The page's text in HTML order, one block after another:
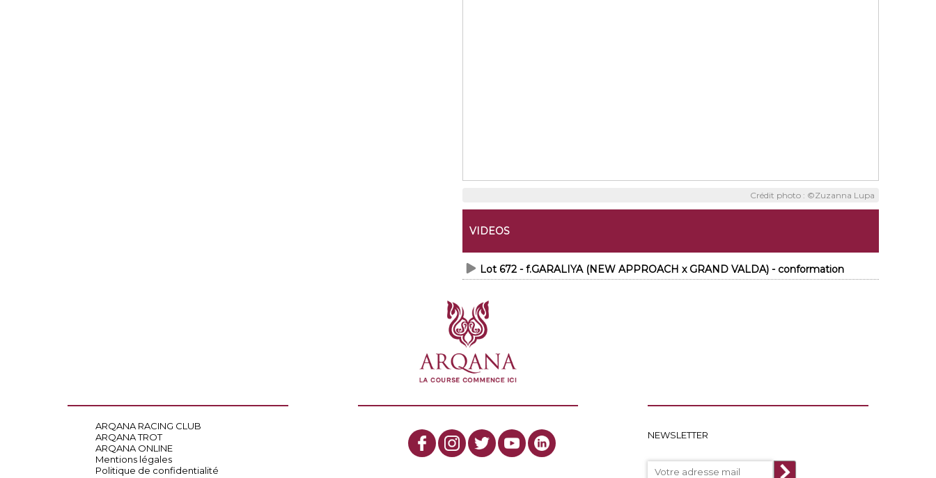
Crédit photo : ©Zuzanna Lupa
VIDEOS
Lot 672 - f.GARALIYA (NEW APPROACH x GRAND VALDA) - conformation
ARQANA RACING CLUB
ARQANA TROT
ARQANA ONLINE
Mentions légales
Politique de confidentialité
NEWSLETTER